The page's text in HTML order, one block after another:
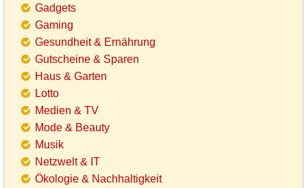
Gadgets
Gaming
Gesundheit & Ernährung
Gutscheine & Sparen
Haus & Garten
Lotto
Medien & TV
Mode & Beauty
Musik
Netzwelt & IT
Ökologie & Nachhaltigkeit